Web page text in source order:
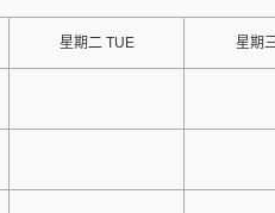
星期二 TUE 星期